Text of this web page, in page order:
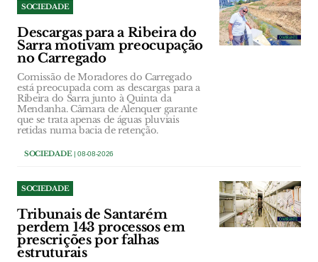
SOCIEDADE
Descargas para a Ribeira do
Sarra motivam preocupação
no Carregado
Comissão de Moradores do Carregado
está preocupada com as descargas para a
Ribeira do Sarra junto à Quinta da
Mendanha. Câmara de Alenquer garante
que se trata apenas de águas pluviais
retidas numa bacia de retenção.
SOCIEDADE| 08-08-2026
SOCIEDADE
Tribunais de Santarém
perdem 143 processos em
prescrições por falhas
estruturais